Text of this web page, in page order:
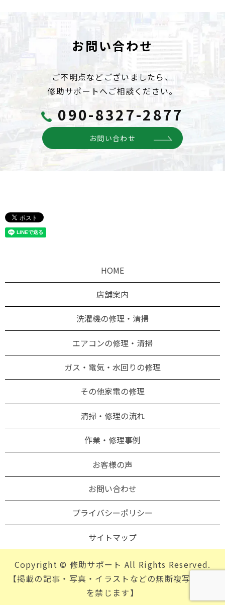
お問い合わせ
ご不明点などございましたら、
修助サポートへご相談ください。
090-8327-2877
お問い合わせ
HOME
店舗案内
洗濯機の修理・清掃
エアコンの修理・清掃
ガス・電気・水回りの修理
その他家電の修理
清掃・修理の流れ
作業・修理事例
お客様の声
お問い合わせ
プライバシーポリシー
サイトマップ
Copyright © 修助サポート All Rights Reserved.
【掲載の記事・写真・イラストなどの無断複写・転載
を禁じます】